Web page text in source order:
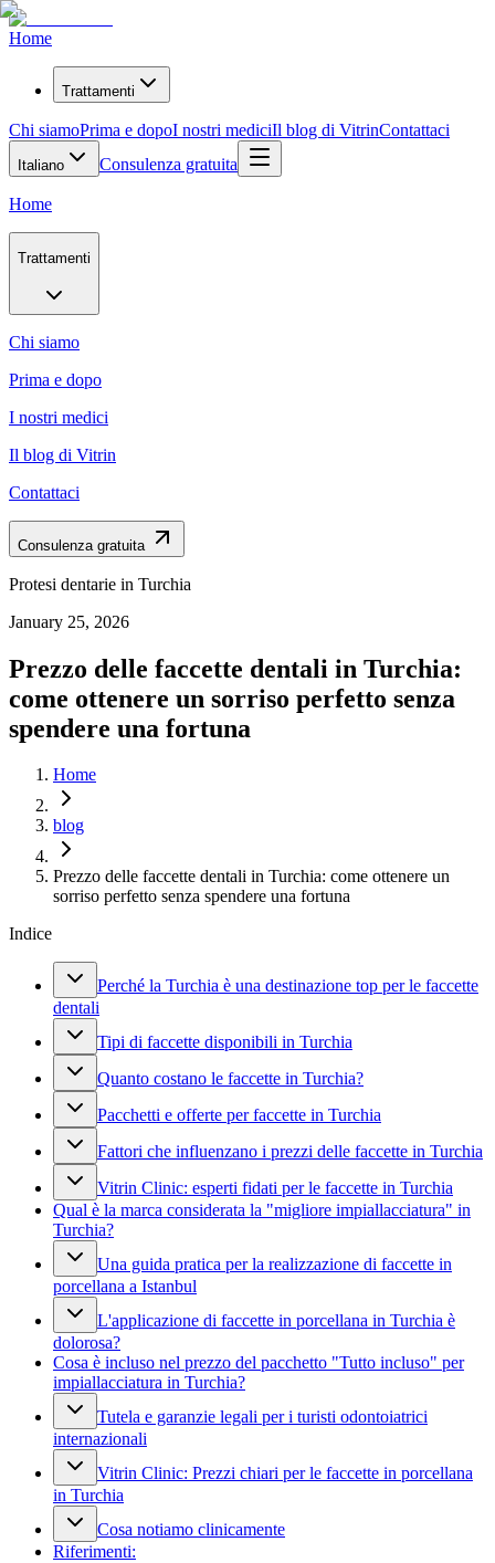
Home
Trattamenti
Chi siamoPrima e dopoI nostri mediciIl blog di VitrinContattaci
Italiano Consulenza gratuita
Home
Trattamenti
Chi siamo
Prima e dopo
I nostri medici
Il blog di Vitrin
Contattaci
Consulenza gratuita
Protesi dentarie in Turchia
January 25, 2026
Prezzo delle faccette dentali in Turchia:
come ottenere un sorriso perfetto senza
spendere una fortuna
Home
blog
Prezzo delle faccette dentali in Turchia: come ottenere un
sorriso perfetto senza spendere una fortuna
Indice
Perché la Turchia è una destinazione top per le faccette
dentali
Tipi di faccette disponibili in Turchia
Quanto costano le faccette in Turchia?
Pacchetti e offerte per faccette in Turchia
Fattori che influenzano i prezzi delle faccette in Turchia
Vitrin Clinic: esperti fidati per le faccette in Turchia
Qual è la marca considerata la "migliore impiallacciatura" in
Turchia?
Una guida pratica per la realizzazione di faccette in
porcellana a Istanbul
L'applicazione di faccette in porcellana in Turchia è
dolorosa?
Cosa è incluso nel prezzo del pacchetto "Tutto incluso" per
impiallacciatura in Turchia?
Tutela e garanzie legali per i turisti odontoiatrici
internazionali
Vitrin Clinic: Prezzi chiari per le faccette in porcellana
in Turchia
Cosa notiamo clinicamente
Riferimenti: